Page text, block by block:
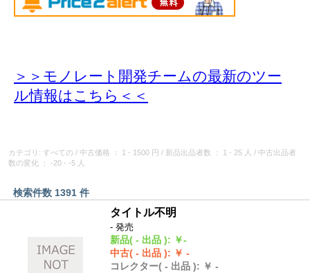
＞＞モノレート開発チームの最新のツー
ル情報はこちら＜＜
カテゴリ: すべての / 中古価格 ： 1 - 1500 円 / 新品出品者数 ： 1 - 25 人 / 中古出品者
数の変化
： -20 - -5 人
検索件数 1391 件
タイトル不明
- 発売
新品( - 出品 ): ￥-
中古( - 出品 ): ￥ -
コレクター( - 出品 ): ￥ -